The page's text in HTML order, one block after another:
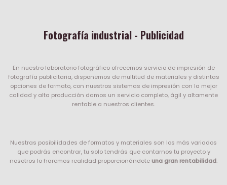
Fotografía industrial - Publicidad
En nuestro laboratorio fotográfico ofrecemos servicio de impresión de
fotografía publicitaria, disponemos de multitud de materiales y distintas
opciones de formato, con nuestros sistemas de impresión con la mejor
calidad y alta producción damos un servicio completo, ágil y altamente
rentable a nuestros clientes.
Nuestras posibilidades de formatos y materiales son los más variados
que podrás encontrar, tu solo tendrás que contarnos tu proyecto y
nosotros lo haremos realidad proporcionándoteuna gran rentabilidad.